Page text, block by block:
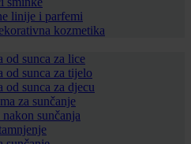
linije i parfemi
kozmetika
od sunca za lice
od sunca za tijelo
od sunca za djecu
za sunčanje
sunčanja